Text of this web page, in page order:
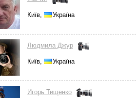
Київ, Україна
Людмила Джур
Київ, Україна
Игорь Тищенко